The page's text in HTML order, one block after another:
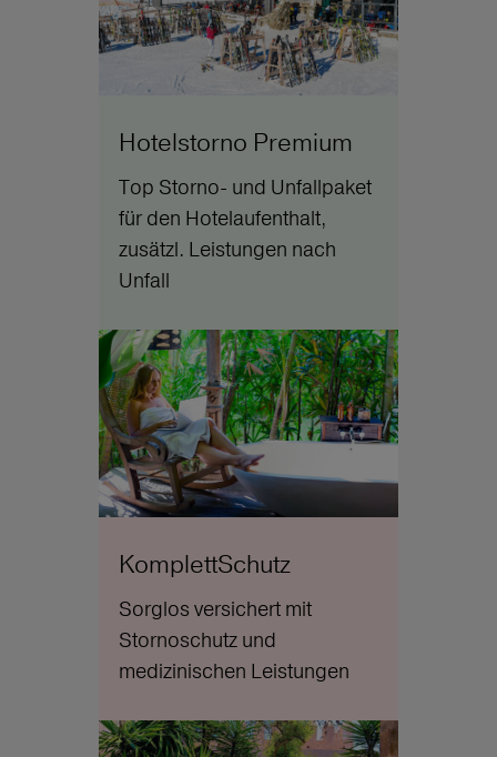
Hotelstorno Premium
Top Storno- und Unfallpaket
für den Hotelaufenthalt,
zusätzl. Leistungen nach
Unfall
KomplettSchutz
Sorglos versichert mit
Stornoschutz und
medizinischen Leistungen